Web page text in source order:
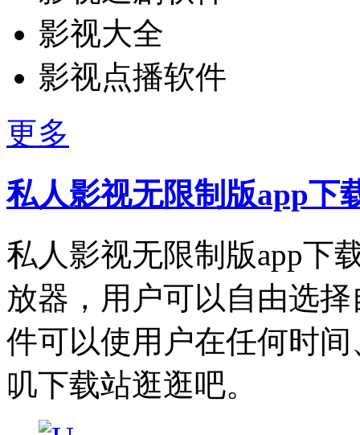
影视大全
影视点播软件
更多
私人影视无限制版app下
私人影视无限制版app下
放器，用户可以自由选
件可以使用户在任何时
叽下载站逛逛吧。